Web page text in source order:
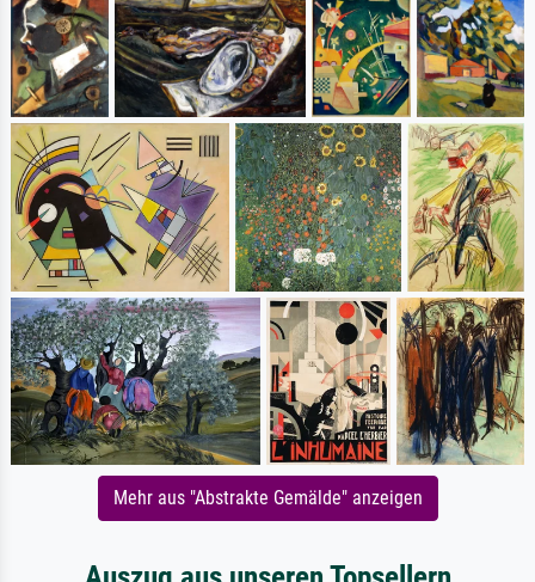
Mehr aus "Abstrakte Gemälde" anzeigen